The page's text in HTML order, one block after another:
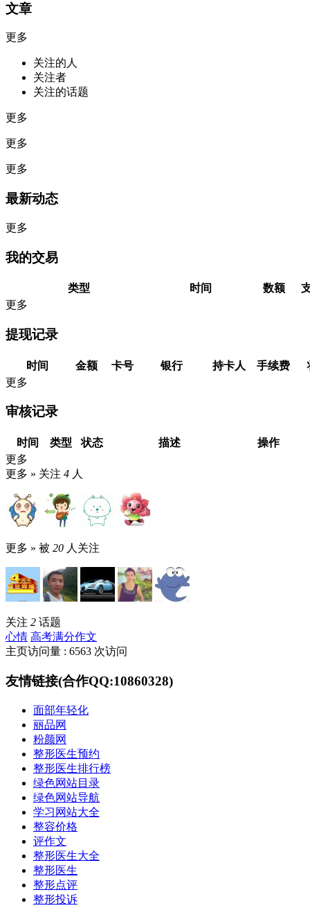
文章
更多
关注的人
关注者
关注的话题
更多
更多
更多
最新动态
更多
我的交易
类型 时间 数额
更多
提现记录
时间 金额 卡号 银行 持卡人 手续费
更多
审核记录
时间 类型 状态 描述
操作
更多
更多 » 关注 4 人
更多 » 被 20 人关注
关注 2 话题
心情 高考满分作文
主页访问量 : 6563 次访问
友情链接(合作QQ:10860328)
面部年轻化
丽品网
粉颜网
整形医生预约
整形医生排行榜
绿色网站目录
绿色网站导航
学习网站大全
整容价格
评作文
整形医生大全
整形医生
整形点评
整形投诉